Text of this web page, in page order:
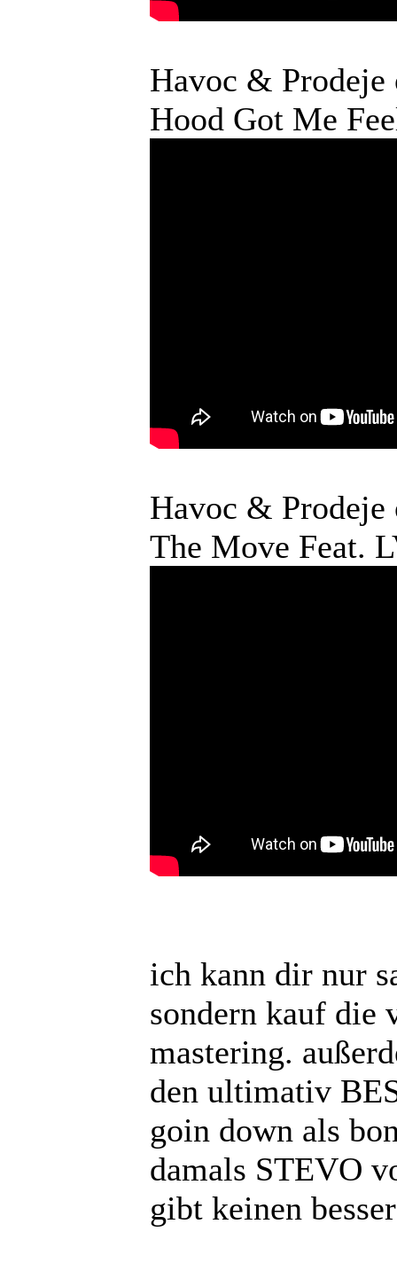
Havoc &
Hood Got Me
Havoc &
The Move Feat.
ich kann dir nur
sondern kauf die
mastering.
den ultimativ
goin down als
damals STEVO
gibt keinen